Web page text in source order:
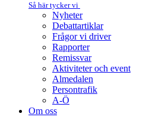
Så här tycker vi
Nyheter
Debattartiklar
Frågor vi driver
Rapporter
Remissvar
Aktiviteter och event
Almedalen
Persontrafik
A-Ö
Om oss